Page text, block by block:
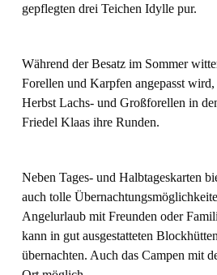
gepflegten drei Teichen Idylle pur.
Während der Besatz im Sommer
Forellen und Karpfen angepasst
Herbst Lachs- und Großforellen in
Friedel Klaas ihre Runden.
Neben Tages- und Halbtageskarten
auch tolle
Angelurlaub mit Freunden oder
kann in gut ausgestatteten
übernachten. Auch das Campen mit